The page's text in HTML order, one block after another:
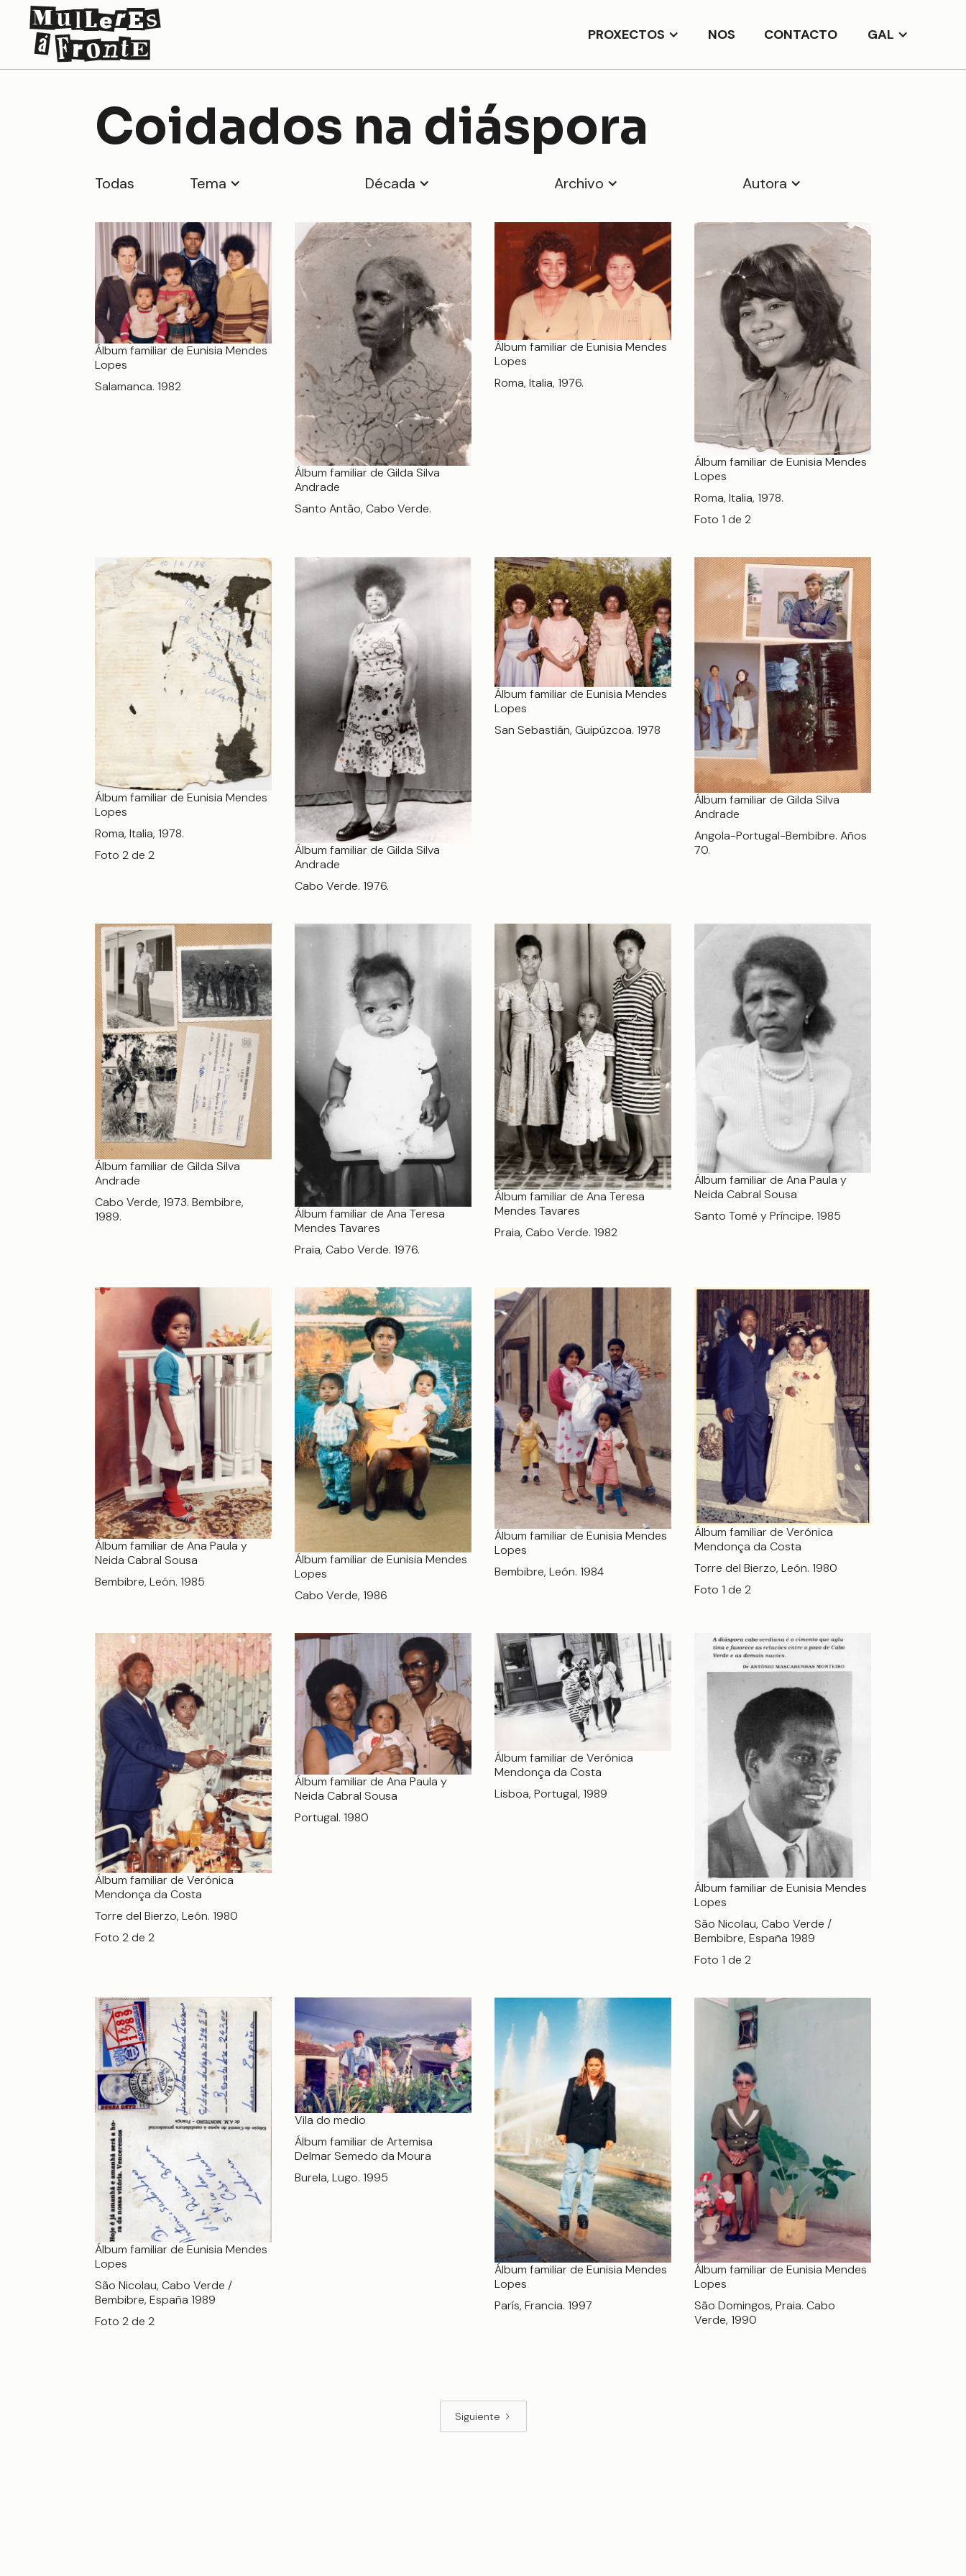
PROXECTOS NOS CONTACTO GAL
Coidados na diáspora
Todas Tema Década Archivo Autora
Álbum familiar de Eunisia Mendes
Lopes
Salamanca. 1982
Álbum familiar de Gilda Silva
Andrade
Santo Antão, Cabo Verde.
Álbum familiar de Eunisia Mendes
Lopes
Roma, Italia, 1976.
Álbum familiar de Eunisia Mendes
Lopes
Roma, Italia, 1978.
Foto 1 de 2
Álbum familiar de Eunisia Mendes
Lopes
Roma, Italia, 1978.
Foto 2 de 2
Álbum familiar de Gilda Silva
Andrade
Cabo Verde. 1976.
Álbum familiar de Eunisia Mendes
Lopes
San Sebastián, Guipúzcoa. 1978
Álbum familiar de Gilda Silva
Andrade
Angola-Portugal-Bembibre. Años
70.
Álbum familiar de Gilda Silva
Andrade
Cabo Verde, 1973. Bembibre,
1989.
Álbum familiar de Ana Teresa
Mendes Tavares
Praia, Cabo Verde. 1976.
Álbum familiar de Ana Teresa
Mendes Tavares
Praia, Cabo Verde. 1982
Álbum familiar de Ana Paula y
Neida Cabral Sousa
Santo Tomé y Príncipe. 1985
Álbum familiar de Ana Paula y
Neida Cabral Sousa
Bembibre, León. 1985
Álbum familiar de Eunisia Mendes
Lopes
Cabo Verde, 1986
Álbum familiar de Eunisia Mendes
Lopes
Bembibre, León. 1984
Álbum familiar de Verónica
Mendonça da Costa
Torre del Bierzo, León. 1980
Foto 1 de 2
Álbum familiar de Verónica
Mendonça da Costa
Torre del Bierzo, León. 1980
Foto 2 de 2
Álbum familiar de Ana Paula y
Neida Cabral Sousa
Portugal. 1980
Álbum familiar de Verónica
Mendonça da Costa
Lisboa, Portugal, 1989
Álbum familiar de Eunisia Mendes
Lopes
São Nicolau, Cabo Verde /
Bembibre, España 1989
Foto 1 de 2
Álbum familiar de Eunisia Mendes
Lopes
São Nicolau, Cabo Verde /
Bembibre, España 1989
Foto 2 de 2
Vila do medio
Álbum familiar de Artemisa
Delmar Semedo da Moura
Burela, Lugo. 1995
Álbum familiar de Eunisia Mendes
Lopes
París, Francia. 1997
Álbum familiar de Eunisia Mendes
Lopes
São Domingos, Praia. Cabo
Verde, 1990
Siguiente